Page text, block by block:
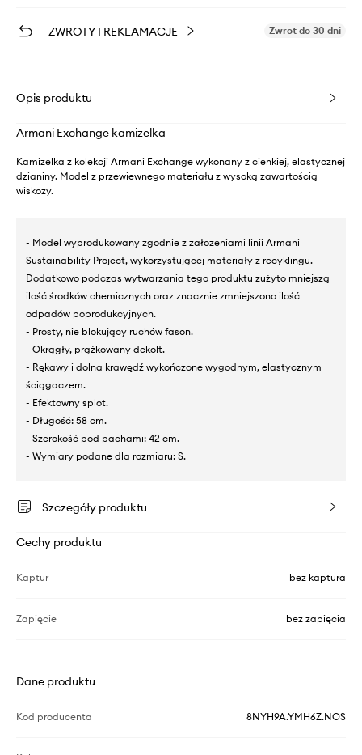
ZWROTY I REKLAMACJE Zwrot do 30 dni
Opis produktu
Armani Exchange kamizelka
Kamizelka z kolekcji Armani Exchange wykonany z cienkiej, elastycznej
dzianiny. Model z przewiewnego materiału z wysoką zawartością
wiskozy.
- Model wyprodukowany zgodnie z założeniami linii Armani
Sustainability Project, wykorzystującej materiały z recyklingu.
Dodatkowo podczas wytwarzania tego produktu zużyto mniejszą
ilość środków chemicznych oraz znacznie zmniejszono ilość
odpadów poprodukcyjnych.
- Prosty, nie blokujący ruchów fason.
- Okrągły, prążkowany dekolt.
- Rękawy i dolna krawędź wykończone wygodnym, elastycznym
ściągaczem.
- Efektowny splot.
- Długość: 58 cm.
- Szerokość pod pachami: 42 cm.
- Wymiary podane dla rozmiaru: S.
Szczegóły produktu
Cechy produktu
Kaptur bez kaptura
Zapięcie bez zapięcia
Dane produktu
Kod producenta 8NYH9A.YMH6Z.NOS